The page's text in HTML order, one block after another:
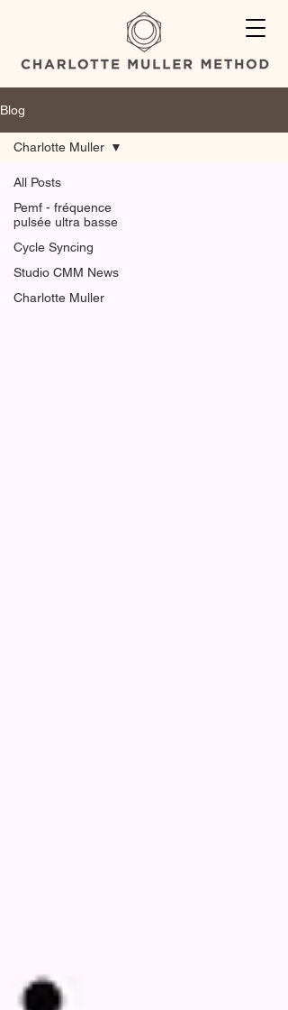
Blog
All Posts
Pemf - fréquence
pulsée ultra basse
Cycle Syncing
Studio CMM News
Charlotte Muller
Charlotte Muller